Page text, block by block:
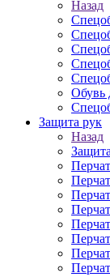
Назад
Обувь
Защита рук
Назад